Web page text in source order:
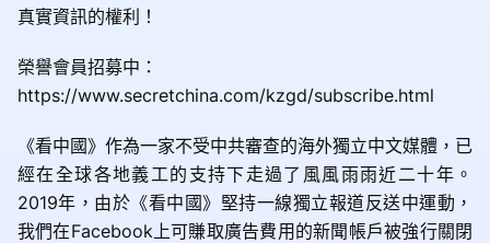
真實資訊的權利！
榮譽會員招募中：
https://www.secretchina.com/kzgd/subscribe.html
《看中國》作為一家不受中共審查的海外獨立中文媒體，已
經在全球各地義工的支持下走過了風風雨雨近二十年。
2019年，由於《看中國》堅持一線獨立報道反送中運動，
我們在Facebook上可賺取廣告費用的新聞帳戶被強行關閉